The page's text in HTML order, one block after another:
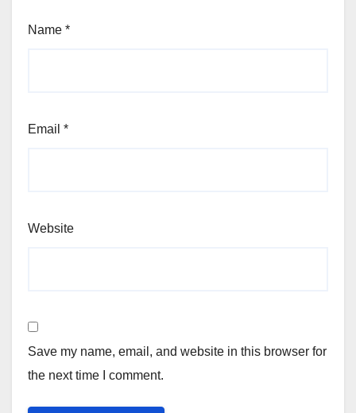
Name *
Email *
Website
Save my name, email, and website in this browser for
the next time I comment.